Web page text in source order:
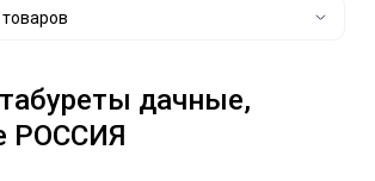
дачные,
РОССИЯ